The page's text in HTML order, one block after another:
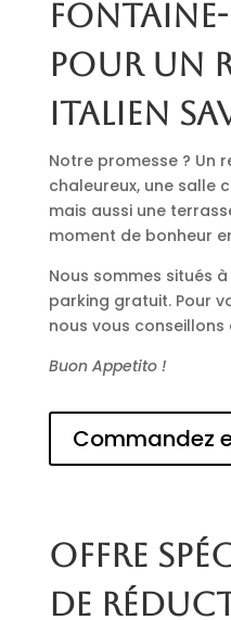
Fontaine-
pour un
italien
Notre promesse ? Un
chaleureux, une salle
mais aussi une
moment de bonheur
Nous sommes situés
parking gratuit. Pour
nous vous conseillons
Buon Appetito !
Commandez
Offre
de